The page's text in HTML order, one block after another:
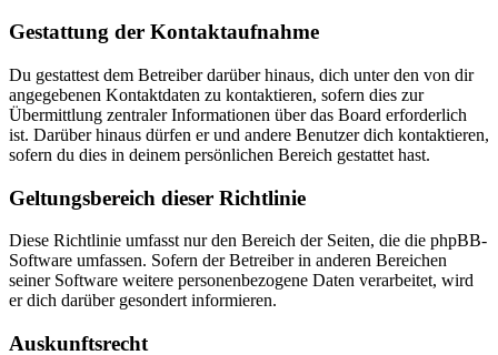
Gestattung der Kontaktaufnahme
Du gestattest dem Betreiber darüber hinaus, dich unter den von dir
angegebenen Kontaktdaten zu kontaktieren, sofern dies zur
Übermittlung zentraler Informationen über das Board erforderlich
ist. Darüber hinaus dürfen er und andere Benutzer dich kontaktieren,
sofern du dies in deinem persönlichen Bereich gestattet hast.
Geltungsbereich dieser Richtlinie
Diese Richtlinie umfasst nur den Bereich der Seiten, die die phpBB-
Software umfassen. Sofern der Betreiber in anderen Bereichen
seiner Software weitere personenbezogene Daten verarbeitet, wird
er dich darüber gesondert informieren.
Auskunftsrecht